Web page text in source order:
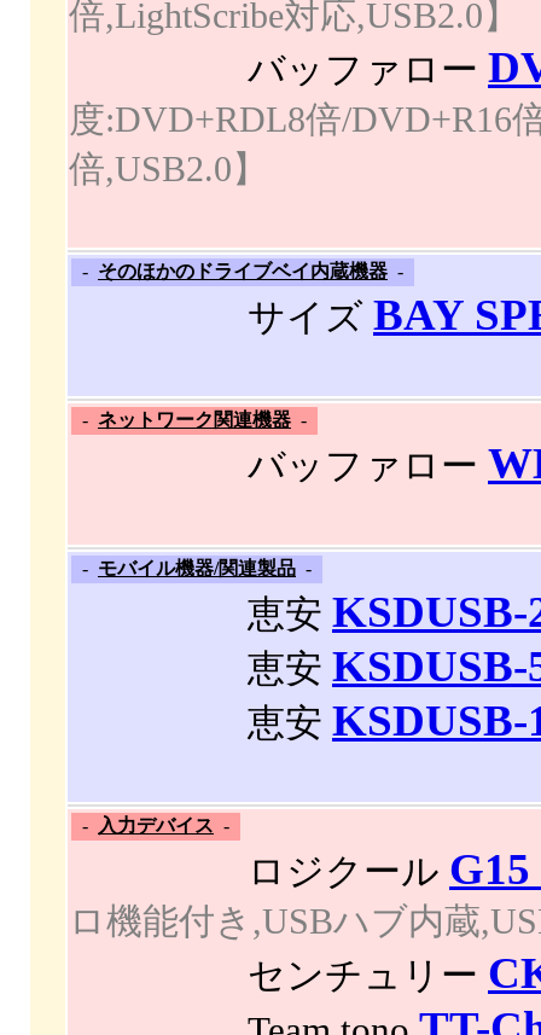
倍,LightScribe対応,USB2.0】
バッファロー
度:DVD+RDL8倍/DVD+R16
倍,USB2.0】
- そのほかのドライブベイ内蔵機器 -
サイズ BAY
- ネットワーク関連機器 -
バッファロー
- モバイル機器/関連製品 -
恵安
恵安
恵安 KSDUSB-
- 入力デバイス -
ロジクール
ロ機能付き,USBハブ内蔵
センチュリー